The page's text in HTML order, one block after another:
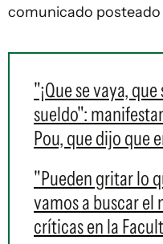
comunicado posteado
"¡Que se vaya,
sueldo":
Pou, que dijo que
"Pueden gritar lo
vamos a buscar el
críticas en la